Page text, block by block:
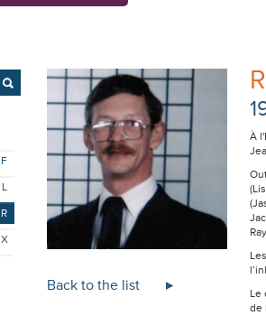
F
L
R
X
Back to the list
À
Le
de